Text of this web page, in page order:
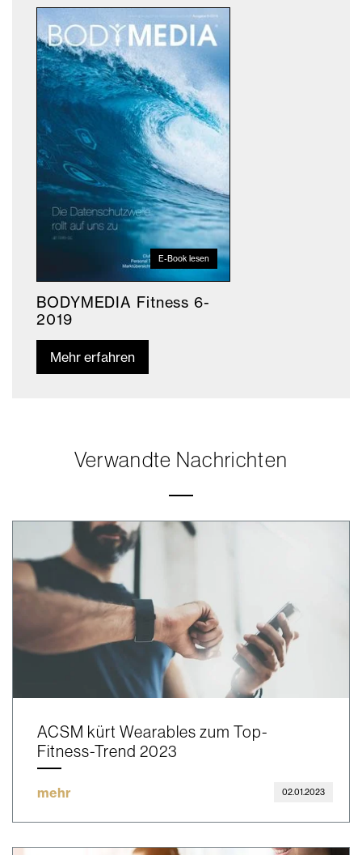
E-Book lesen
BODYMEDIA Fitness 6-
2019
Mehr erfahren
Verwandte Nachrichten
ACSM kürt Wearables zum Top-
Fitness-Trend 2023
mehr 02.01.2023